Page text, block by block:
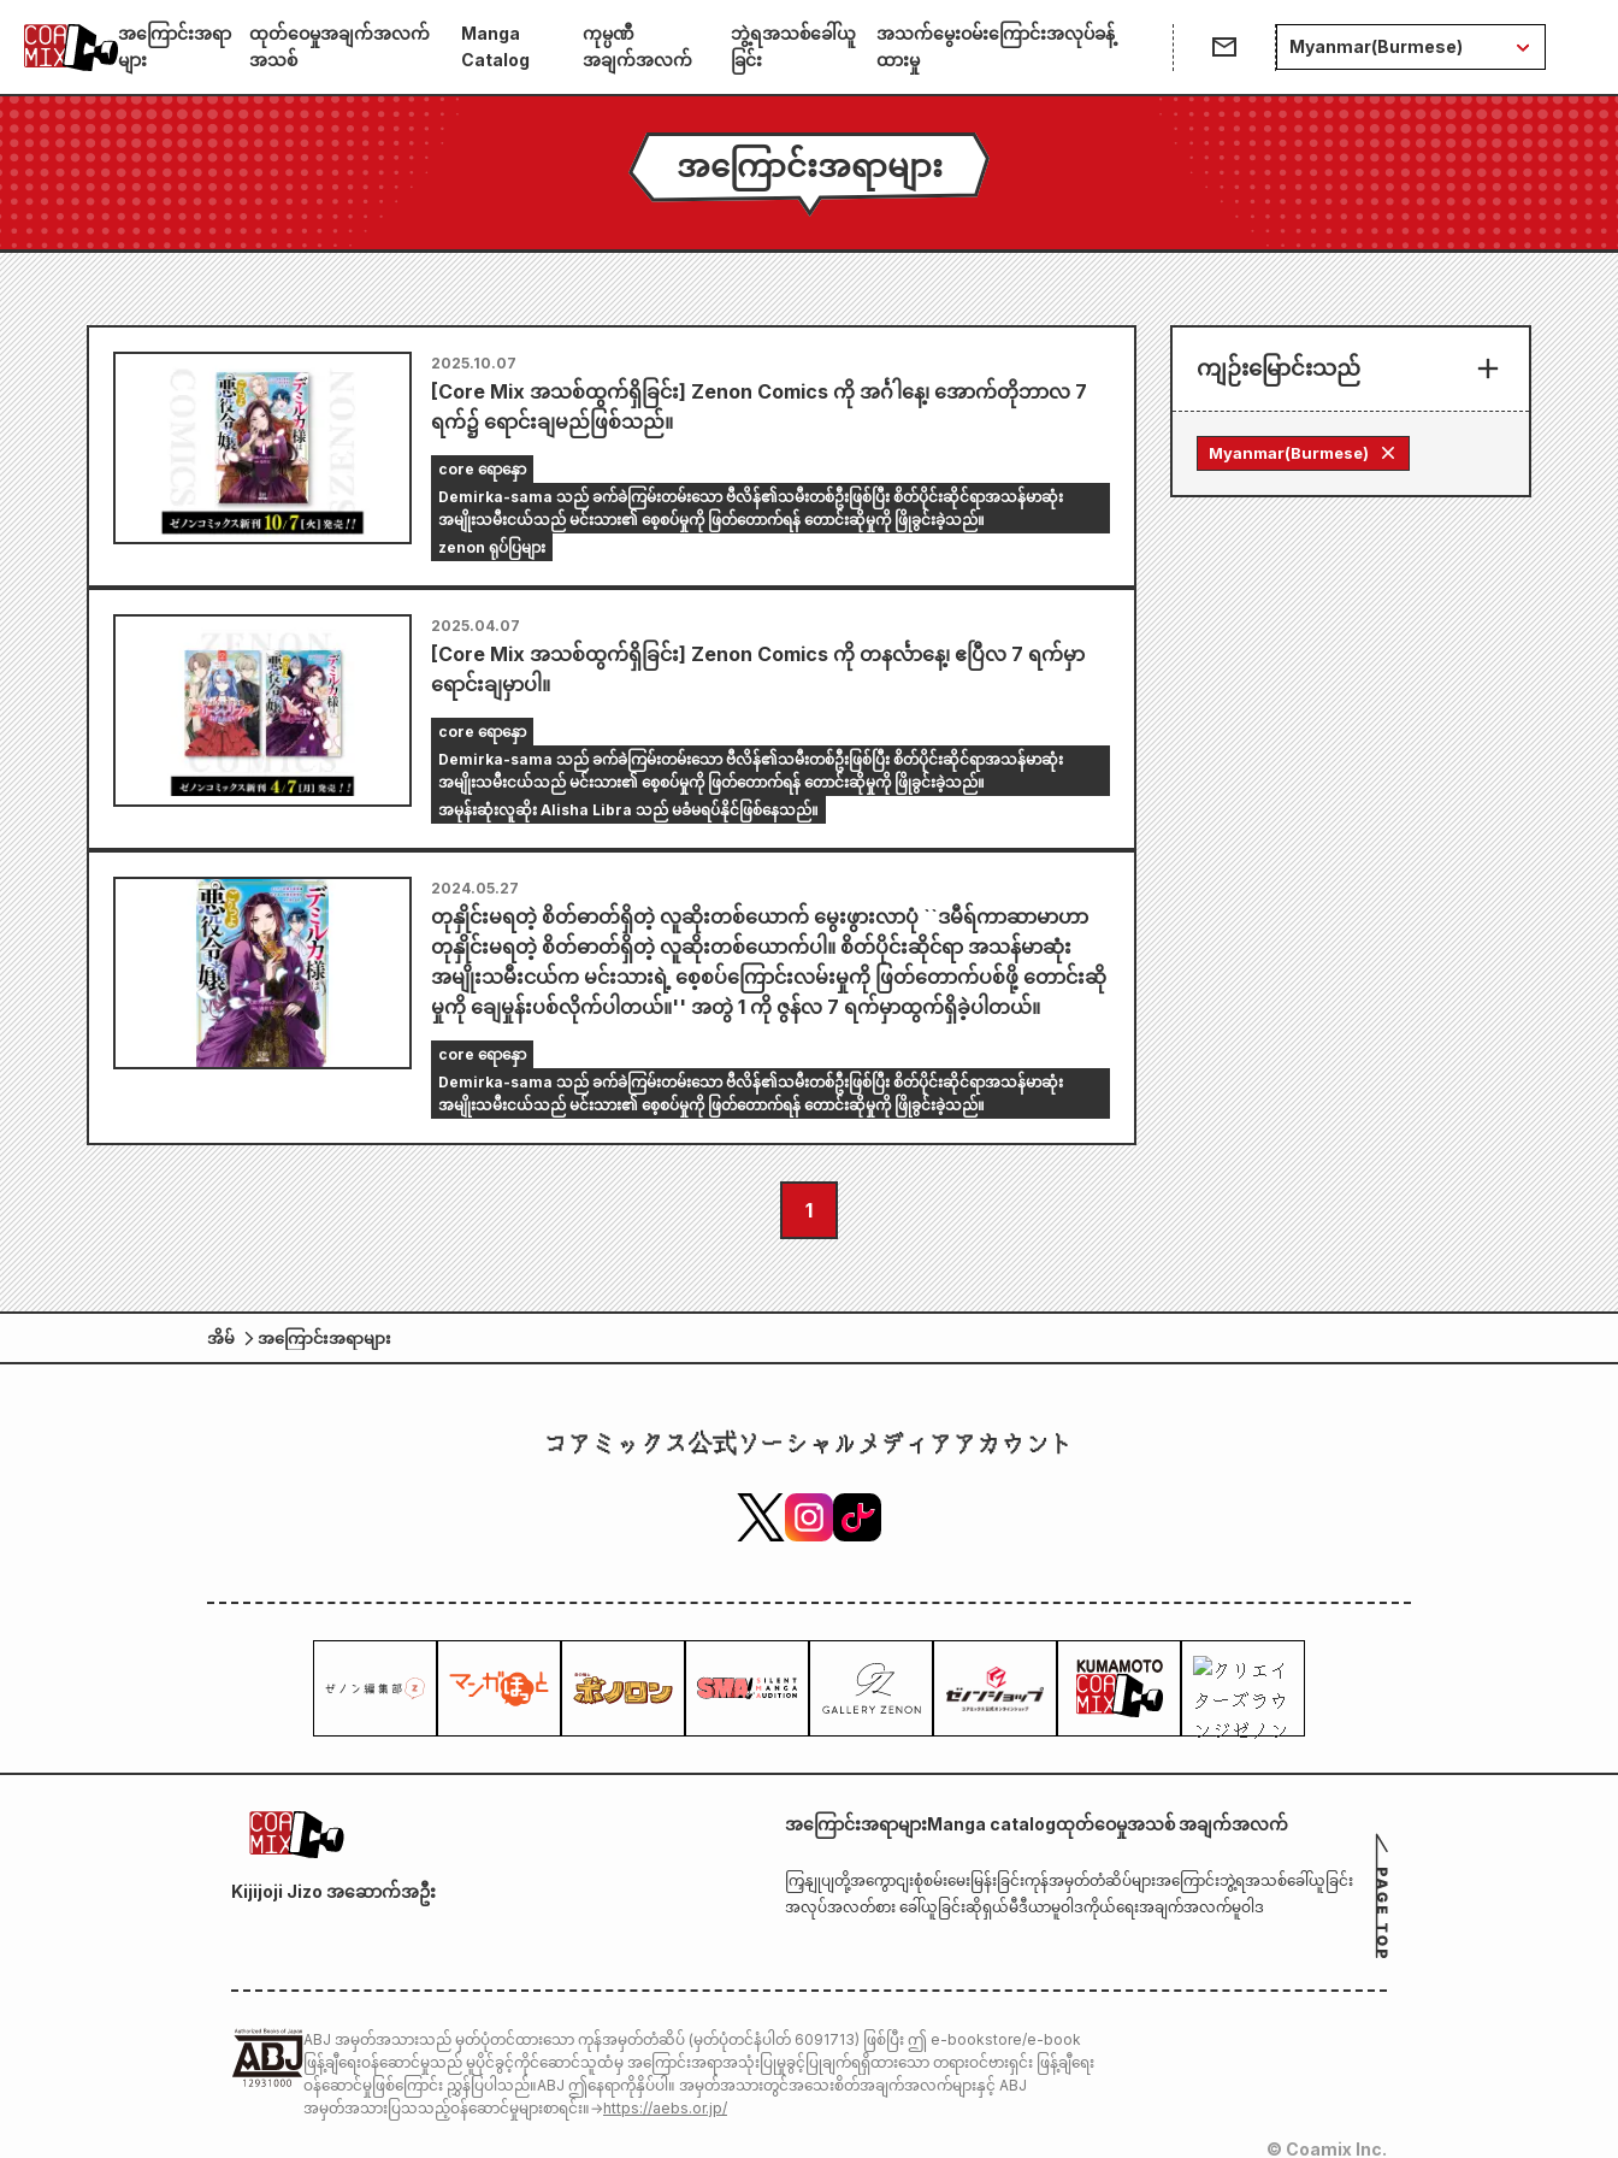
အကြောင်းအရာ
များ
ထုတ်ဝေမှုအချက်အလက်
အသစ်
Manga
Catalog
ကုမ္ပဏီ
အချက်အလက်
ဘွဲ့ရအသစ်ခေါ်ယူ
ခြင်း
အသက်မွေးဝမ်းကြောင်းအလုပ်ခန့်
ထားမှု
Myanmar(Burmese)
အကြောင်းအရာများ
ကျဉ်းမြောင်းသည်
Myanmar(Burmese)
2025.10.07
[Core Mix အသစ်ထွက်ရှိခြင်း] Zenon Comics ကို အင်္ဂါနေ့၊ အောက်တိုဘာလ 7
ရက်၌ ရောင်းချမည်ဖြစ်သည်။
core ရောနှော
Demirka-sama သည် ခက်ခဲကြမ်းတမ်းသော ဗီလိန်၏သမီးတစ်ဦးဖြစ်ပြီး စိတ်ပိုင်းဆိုင်ရာအသန်မာဆုံး
အမျိုးသမီးငယ်သည် မင်းသား၏ စေ့စပ်မှုကို ဖြတ်တောက်ရန် တောင်းဆိုမှုကို ဖြိုခွင်းခဲ့သည်။
zenon ရုပ်ပြများ
2025.04.07
[Core Mix အသစ်ထွက်ရှိခြင်း] Zenon Comics ကို တနင်္လာနေ့၊ ဧပြီလ 7 ရက်မှာ
ရောင်းချမှာပါ။
core ရောနှော
Demirka-sama သည် ခက်ခဲကြမ်းတမ်းသော ဗီလိန်၏သမီးတစ်ဦးဖြစ်ပြီး စိတ်ပိုင်းဆိုင်ရာအသန်မာဆုံး
အမျိုးသမီးငယ်သည် မင်းသား၏ စေ့စပ်မှုကို ဖြတ်တောက်ရန် တောင်းဆိုမှုကို ဖြိုခွင်းခဲ့သည်။
အမုန်းဆုံးလူဆိုး Alisha Libra သည် မခံမရပ်နိုင်ဖြစ်နေသည်။
2024.05.27
တုနှိုင်းမရတဲ့ စိတ်ဓာတ်ရှိတဲ့ လူဆိုးတစ်ယောက် မွေးဖွားလာပုံ ``ဒမီရ်ကာဆာမာဟာ
တုနှိုင်းမရတဲ့ စိတ်ဓာတ်ရှိတဲ့ လူဆိုးတစ်ယောက်ပါ။ စိတ်ပိုင်းဆိုင်ရာ အသန်မာဆုံး
အမျိုးသမီးငယ်က မင်းသားရဲ့ စေ့စပ်ကြောင်းလမ်းမှုကို ဖြတ်တောက်ပစ်ဖို့ တောင်းဆို
မှုကို ချေမှုန်းပစ်လိုက်ပါတယ်။'' အတွဲ 1 ကို ဇွန်လ 7 ရက်မှာထွက်ရှိခဲ့ပါတယ်။
core ရောနှော
Demirka-sama သည် ခက်ခဲကြမ်းတမ်းသော ဗီလိန်၏သမီးတစ်ဦးဖြစ်ပြီး စိတ်ပိုင်းဆိုင်ရာအသန်မာဆုံး
အမျိုးသမီးငယ်သည် မင်းသား၏ စေ့စပ်မှုကို ဖြတ်တောက်ရန် တောင်းဆိုမှုကို ဖြိုခွင်းခဲ့သည်။
1
အိမ် အကြောင်းအရာများ
コアミックス公式ソーシャルメディアアカウント
Kijijoji Jizo အဆောက်အဦး
အကြောင်းအရာများManga catalogထုတ်ဝေမှုအသစ် အချက်အလက်
ကြှနျုပျတို့အကွောငျးစုံစမ်းမေးမြန်းခြင်းကုန်အမှတ်တံဆိပ်များအကြောင်းဘွဲ့ရအသစ်ခေါ်ယူခြင်း
အလုပ်အလတ်စား ခေါ်ယူခြင်းဆိုရှယ်မီဒီယာမူဝါဒကိုယ်ရေးအချက်အလက်မူဝါဒ
© Coamix Inc.
ABJ အမှတ်အသားသည် မှတ်ပုံတင်ထားသော ကုန်အမှတ်တံဆိပ် (မှတ်ပုံတင်နံပါတ် 6091713) ဖြစ်ပြီး ဤ e-bookstore/e-book
ဖြန့်ချီရေးဝန်ဆောင်မှုသည် မူပိုင်ခွင့်ကိုင်ဆောင်သူထံမှ အကြောင်းအရာအသုံးပြုမှုခွင့်ပြုချက်ရရှိထားသော တရားဝင်ဗားရှင်း ဖြန့်ချီရေး
ဝန်ဆောင်မှုဖြစ်ကြောင်း ညွှန်ပြပါသည်။ABJ ဤနေရာကိုနှိပ်ပါ။ အမှတ်အသားတွင်အသေးစိတ်အချက်အလက်များနှင့် ABJ
အမှတ်အသားပြသသည့်ဝန်ဆောင်မှုများစာရင်း။→https://aebs.or.jp/